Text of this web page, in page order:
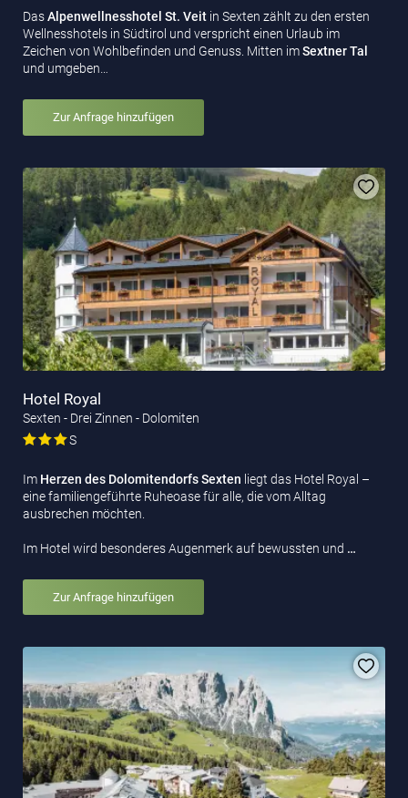
DasAlpenwellnesshotel St. Veit in Sexten zählt zu den ersten
Wellnesshotels in Südtirol und verspricht einen Urlaub im
Zeichen von Wohlbefinden und Genuss. Mitten imSextner Tal
und umgeben…
Zur Anfrage hinzufügen
Hotel Royal
Sexten - Drei Zinnen - Dolomiten
S
Im Herzen des Dolomitendorfs Sexten liegt das Hotel Royal –
eine familiengeführte Ruheoase für alle, die vom Alltag
ausbrechen möchten.
Im Hotel wird besonderes Augenmerk auf bewussten und …
Zur Anfrage hinzufügen